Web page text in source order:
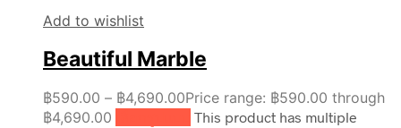
Add to wishlist
Beautiful Marble
฿590.00 – ฿4,690.00Price range: ฿590.00 through
฿4,690.00
This product has multiple